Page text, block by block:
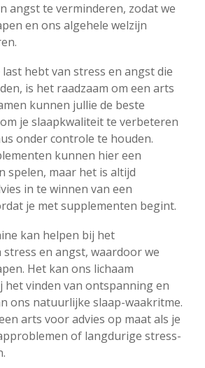
angst te verminderen, zodat we
en ons algehele welzijn
hebt van stress en angst die
is het raadzaam om een arts
kunnen jullie de beste
je slaapkwaliteit te verbeteren
onder controle te houden.
kunnen hier een
spelen, maar het is altijd
in te winnen van een
je met supplementen begint.
kan helpen bij het
en angst, waardoor we
Het kan ons lichaam
het vinden van ontspanning en
ons natuurlijke slaap-waakritme.
arts voor advies op maat als je
of langdurige stress-